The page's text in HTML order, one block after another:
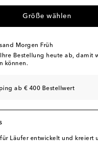
Größe wählen
Morgen Früh
Bestellung heute ab, damit
können.
ab € 400 Bestellwert
Läufer entwickelt und kreiert